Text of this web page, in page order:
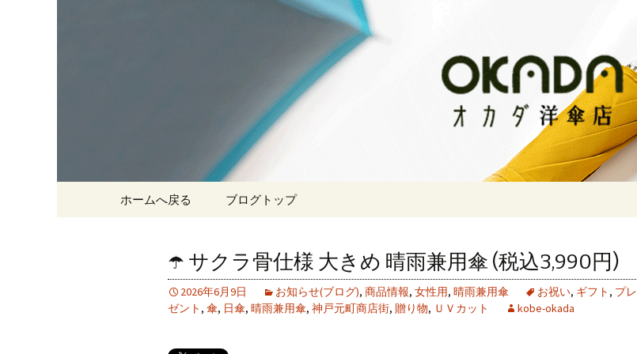
オカダ洋傘店
神戸三宮の老舗 オシャレな傘をお求めならオカダ洋傘店
コンテンツへ移動
ホームへ戻る ブログトップ
☂️ サクラ骨仕様 大きめ 晴雨兼用傘 (税込3,990円)
2026年6月9日 お知らせ(ブログ), 商品情報, 女性用, 晴雨兼用傘 お祝い, ギフト , プレ
ゼント , 傘, 日傘, 晴雨兼用傘, 神戸元町商店街, 贈り物, ＵＶカット kobe-okada